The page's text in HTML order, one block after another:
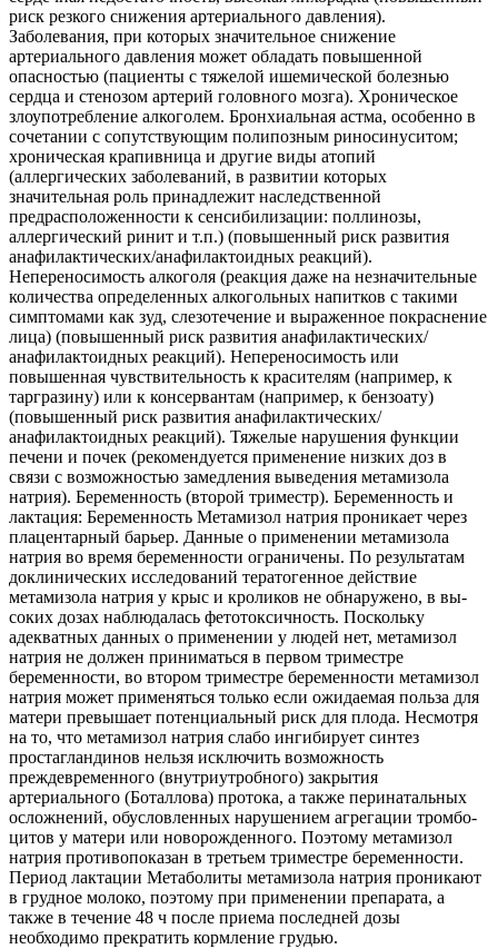
риск резкого снижения артериального давления).
Заболевания, при которых значительное снижение
артериального давления может обладать повышенной
опасностью (пациенты с тяжелой ишемической болезнью
сердца и стенозом артерий головного мозга). Хроническое
злоупотребление алкоголем. Бронхиальная астма, особенно в
сочетании с сопутствующим полипозным риносинуситом;
хроническая крапивница и другие виды атопий
(аллергических заболеваний, в развитии которых
значительная роль принадлежит наследственной
предрасположенности к сенсибилизации: поллинозы,
аллергический ринит и т.п.) (повышенный риск развития
анафилактических/анафилактоидных реакций).
Непереносимость алкоголя (реакция даже на незначительные
количества определенных алкогольных напитков с такими
симптомами как зуд, слезотечение и выраженное покраснение
лица) (повышенный риск развития анафилактических/
анафилактоидных реакций). Непереносимость или
повышенная чувствительность к красителям (например, к
таргразину) или к консервантам (например, к бензоату)
(повышенный риск развития анафилактических/
анафилактоидных реакций). Тяжелые нарушения функции
печени и почек (рекомендуется применение низких доз в
связи с возможностью замедления выведения метамизола
натрия). Беременность (второй триместр). Беременность и
лактация: Беременность Метамизол натрия проникает через
плацентарный барьер. Данные о применении метами­зола
натрия во время беременности ограничены. По результатам
доклинических исследо­ваний тератогенное действие
метамизола натрия у крыс и кроликов не обнаружено, в вы­
соких дозах наблюдалась фетотоксичность. Поскольку
адекватных данных о применении у людей нет, метамизол
натрия не должен приниматься в первом триместре
беременности, во втором триместре беременности метамизол
натрия может применяться только если ожидаемая польза для
матери превышает потенциальный риск для плода. Несмотря
на то, что метамизол натрия слабо ингибирует синтез
простагландинов нельзя исключить воз­можность
преждевременного (внутриутробного) закрытия
артериального (Боталлова) про­тока, а также перинатальных
осложнений, обусловленных нарушением агрегации тромбо­
цитов у матери или новорожденного. Поэтому метамизол
натрия противопоказан в треть­ем триместре беременности.
Период лактации Метаболиты метамизола натрия проникают
в грудное молоко, поэтому при применении препарата, а
также в течение 48 ч после приема последней дозы
необходимо прекратить кормление грудью.